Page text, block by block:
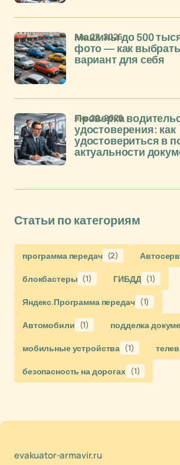
Машины до 500
фото — как
вариант для себя
янв 27, 2026
Проверка
удостоверения: как
удостовериться в
актуальности
янв 22, 2026
Статьи по категориям
программа передач (2)
блокбастеры (1) ГИБДД (1)
Яндекс.Программа передач (1)
Автомобили (1) подделка
мобильные устройства (1)
безопасность на дорогах (1)
evakuator-armavir.ru